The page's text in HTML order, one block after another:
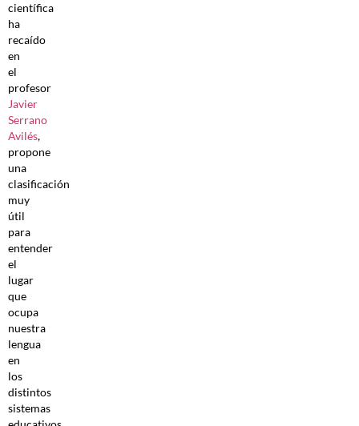
científica
ha
recaído
en
el
profesor
Javier
Serrano
Avilés,
propone
una
clasificación
muy
útil
para
entender
el
lugar
que
ocupa
nuestra
lengua
en
los
distintos
sistemas